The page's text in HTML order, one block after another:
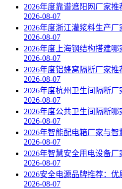
2026年度靠谱遮阳网厂家
2026-08-07
2026年度浙江灌浆料生产厂
2026-08-07
2026年度上海钢结构搭建
2026-08-07
2026年度铝蜂窝隔断厂家
2026-08-07
2026年度杭州卫生间隔断
2026-08-07
2026年度公共卫生间隔断
2026-08-07
2026年智能配电箱厂家与
2026-08-07
2026年智慧安全用电设备
2026-08-07
2026安全电源品牌推荐：
2026-08-07